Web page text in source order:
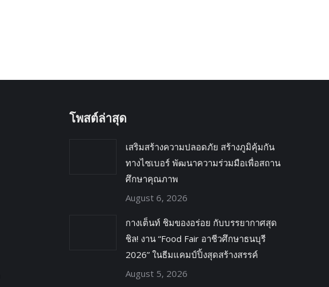
โพสต์ล่าสุด
เสริมสร้างความปลอดภัย สร้างภูมิคุ้มกัน
ทางไซเบอร์ พัฒนาความร่วมมือเพื่อสถาน
ศึกษาคุณภาพ
August 6, 2026
กางเต็นท์ ชิมของอร่อย กับบรรยากาศสุด
ชิล! งาน “Food Fair อาชีวศึกษาธนบุรี
2026” ในธีมแคมป์ปิ้งสุดสร้างสรรค์
August 5, 2026